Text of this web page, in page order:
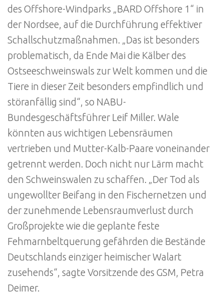
des Offshore-Windparks „BARD Offshore 1“ in
der Nordsee, auf die Durchführung effektiver
Schallschutzmaßnahmen. „Das ist besonders
problematisch, da Ende Mai die Kälber des
Ostseeschweinswals zur Welt kommen und die
Tiere in dieser Zeit besonders empfindlich und
störanfällig sind“, so NABU-
Bundesgeschäftsführer Leif Miller. Wale
könnten aus wichtigen Lebensräumen
vertrieben und Mutter-Kalb-Paare voneinander
getrennt werden. Doch nicht nur Lärm macht
den Schweinswalen zu schaffen. „Der Tod als
ungewollter Beifang in den Fischernetzen und
der zunehmende Lebensraumverlust durch
Großprojekte wie die geplante feste
Fehmarnbeltquerung gefährden die Bestände
Deutschlands einziger heimischer Walart
zusehends“, sagte Vorsitzende des GSM, Petra
Deimer.